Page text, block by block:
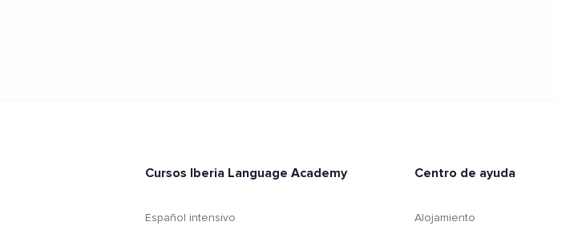
Cursos Iberia Language Academy
Español intensivo
Centro de ayuda
Alojamiento